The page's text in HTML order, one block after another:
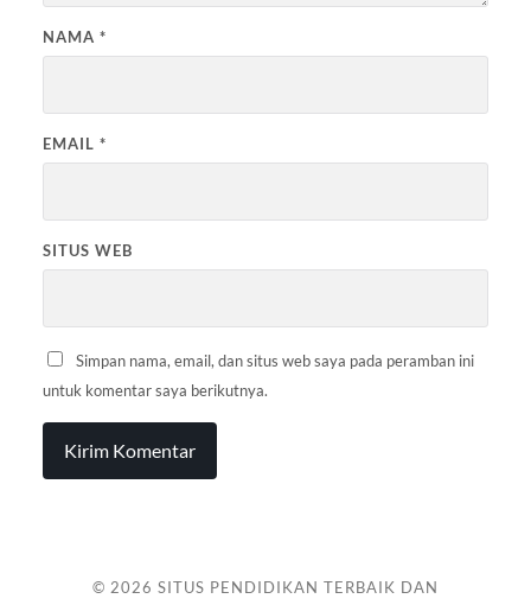
NAMA *
EMAIL *
SITUS WEB
Simpan nama, email, dan situs web saya pada peramban ini
untuk komentar saya berikutnya.
© 2026 SITUS PENDIDIKAN TERBAIK DAN